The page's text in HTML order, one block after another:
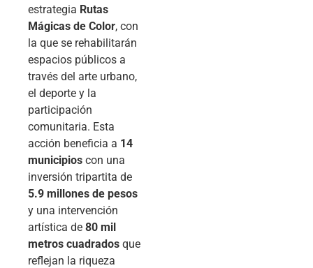
estrategia Rutas
Mágicas de Color, con
la que se rehabilitarán
espacios públicos a
través del arte urbano,
el deporte y la
participación
comunitaria. Esta
acción beneficia a 14
municipios con una
inversión tripartita de
5.9 millones de pesos
y una intervención
artística de 80 mil
metros cuadrados que
reflejan la riqueza